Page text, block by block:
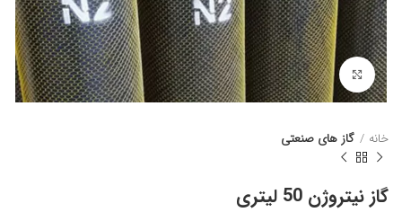
برای بزرگنمایی کلیک کنید
خانه گاز های صنعتی
گاز نیتروژن 50 لیتری